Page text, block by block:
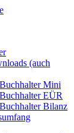
(auch
Mini
EÜR
Bilanz